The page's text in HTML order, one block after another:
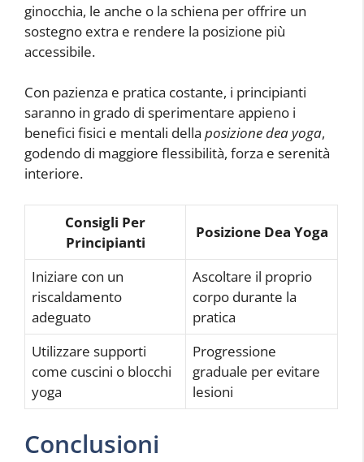
ginocchia, le anche o la schiena per offrire un
sostegno extra e rendere la posizione più
accessibile.
Con pazienza e pratica costante, i principianti
saranno in grado di sperimentare appieno i
benefici fisici e mentali della posizione dea yoga,
godendo di maggiore flessibilità, forza e serenità
interiore.
Consigli Per
Principianti
Posizione Dea Yoga
Iniziare con un
riscaldamento
adeguato
Ascoltare il proprio
corpo durante la
pratica
Utilizzare supporti
come cuscini o blocchi
yoga
Progressione
graduale per evitare
lesioni
Conclusioni